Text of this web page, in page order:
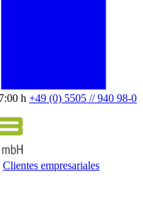
h +49 (0) 5505 // 940 98-0
Clientes empresariales